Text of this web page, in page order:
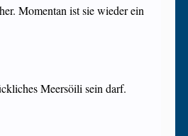
Momentan ist sie wieder ein
Meersöili sein darf.